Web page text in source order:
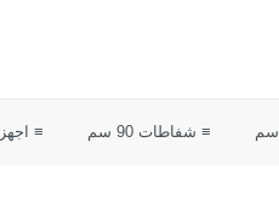
≡ شفاطات 90 سم ≡